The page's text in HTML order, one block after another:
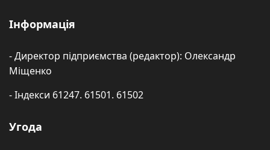
Інформація
- Директор підприємства (редактор): Олександр
Міщенко
- Індекси 61247. 61501. 61502
Угода